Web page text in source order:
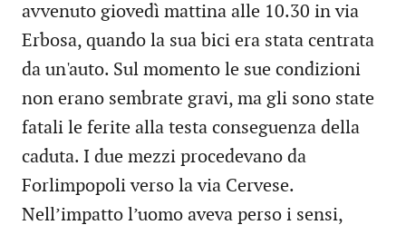
avvenuto giovedì mattina alle 10.30 in via
Erbosa, quando la sua bici era stata centrata
da un'auto. Sul momento le sue condizioni
non erano sembrate gravi, ma gli sono state
fatali le ferite alla testa conseguenza della
caduta. I due mezzi procedevano da
Forlimpopoli verso la via Cervese.
Nell’impatto l’uomo aveva perso i sensi,